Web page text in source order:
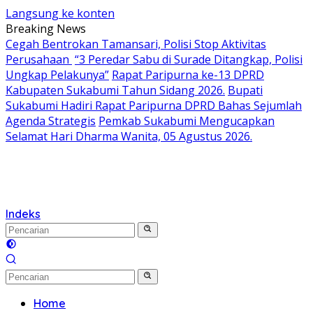
Langsung ke konten
Breaking News
Cegah Bentrokan Tamansari, Polisi Stop Aktivitas
Perusahaan “3 Peredar Sabu di Surade Ditangkap, Polisi
Ungkap Pelakunya” Rapat Paripurna ke-13 DPRD
Kabupaten Sukabumi Tahun Sidang 2026. Bupati
Sukabumi Hadiri Rapat Paripurna DPRD Bahas Sejumlah
Agenda Strategis Pemkab Sukabumi Mengucapkan
Selamat Hari Dharma Wanita, 05 Agustus 2026.
Indeks
Home